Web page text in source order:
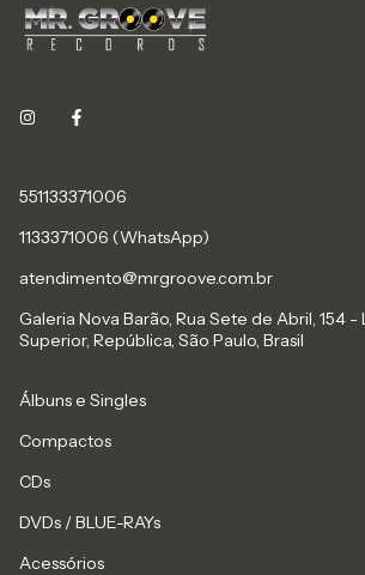
551133371006
1133371006 (WhatsApp)
atendimento@mrgroove.com.br
Galeria Nova Barão, Rua Sete de Abril, 154 -
Superior, República, São Paulo, Brasil
Álbuns e Singles
Compactos
CDs
DVDs / BLUE-RAYs
Acessórios